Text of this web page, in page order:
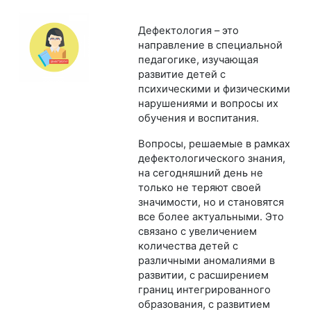
Дефектология – это
направление в специальной
педагогике, изучающая
развитие детей с
психическими и физическими
нарушениями и вопросы их
обучения и воспитания.
Вопросы, решаемые в рамках
дефектологического знания,
на сегодняшний день не
только не теряют своей
значимости, но и становятся
все более актуальными. Это
связано с увеличением
количества детей с
различными аномалиями в
развитии, с расширением
границ интегрированного
образования, с развитием